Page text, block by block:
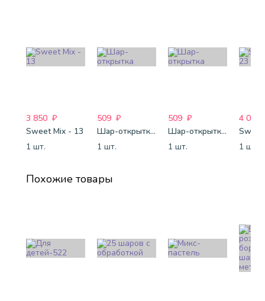
3 850 ₽
Sweet Mix - 13
1 шт.
509 ₽
Шар-открытка "Сердце" (45 см) - 2
1 шт.
509 ₽
Шар-открытка "Звезда" (45 см) - 1
1 шт.
4 088
1 шт.
Похожие товары